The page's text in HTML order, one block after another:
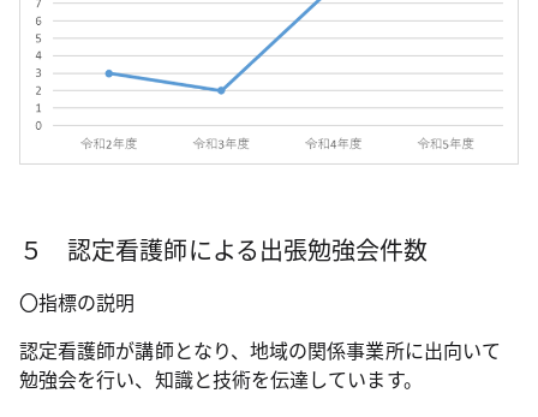
５ 認定看護師による出張勉強会件数
〇指標の説明
認定看護師が講師となり、地域の関係事業所に出向いて
勉強会を行い、知識と技術を伝達しています。